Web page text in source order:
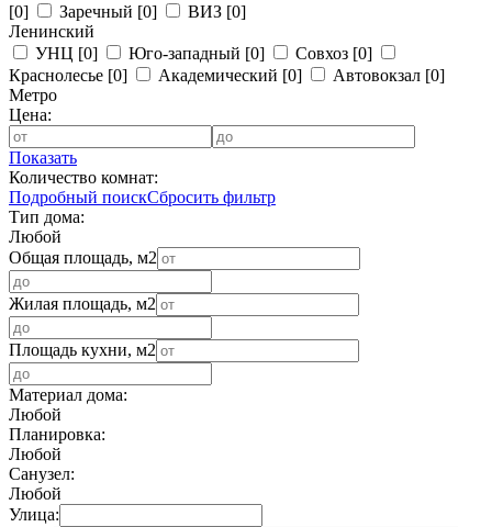
[0]
Заречный [0] ВИЗ [0]
Ленинский
УНЦ [0] Юго-западный [0] Совхоз [0]
Краснолесье [0] Академический [0] Автовокзал [0]
Метро
Цена:
Показать
Количество комнат:
Подробный поискСбросить фильтр
Тип дома:
Любой
Общая площадь, м2
Жилая площадь, м2
Площадь кухни, м2
Материал дома:
Любой
Планировка:
Любой
Санузел:
Любой
Улица: